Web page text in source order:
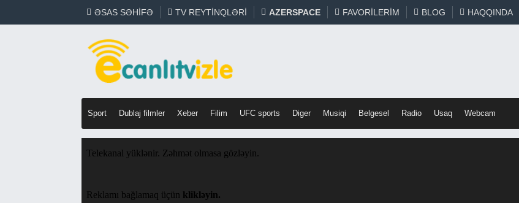
ƏSAS SƏHIFƏ TV REYTINQLƏRI AZERSPACE FAVORILERIM BLOG HAQQINDA
Sport Dublaj filmler Xeber Filim UFC sports Diger Musiqi Belgesel Radio Usaq Webcam